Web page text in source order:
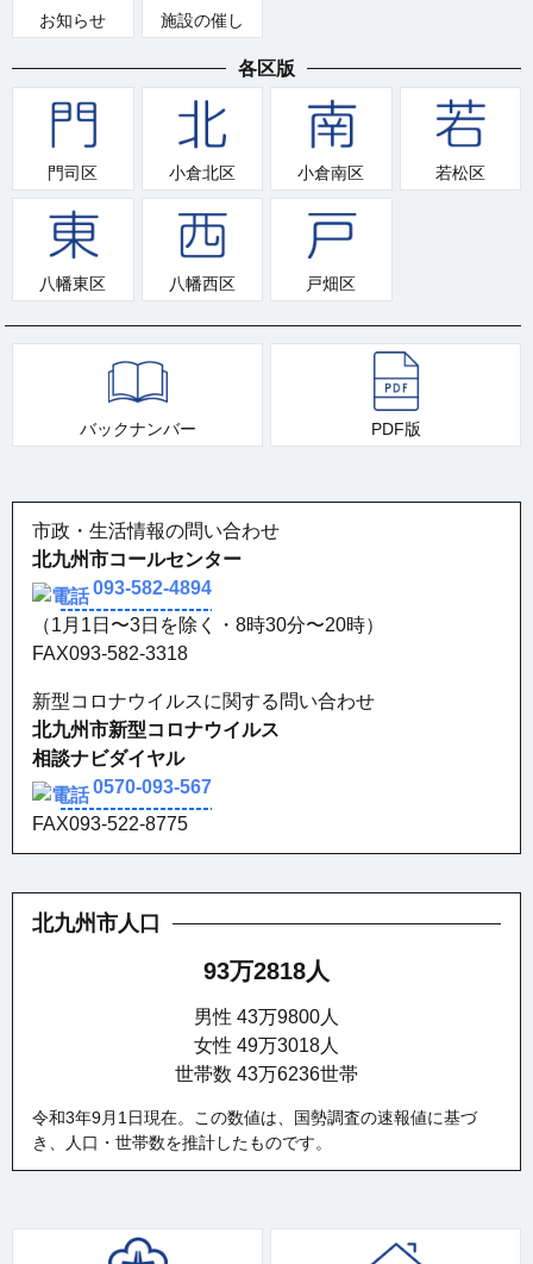
お知らせ 施設の催し
各区版
門司区 小倉北区 小倉南区 若松区
八幡東区 八幡西区 戸畑区
バックナンバー PDF版
市政・生活情報の問い合わせ
北九州市コールセンター
093-582-4894
（1月1日〜3日を除く・8時30分〜20時）
FAX093-582-3318
新型コロナウイルスに関する問い合わせ
北九州市新型コロナウイルス
相談ナビダイヤル
0570-093-567
FAX093-522-8775
北九州市人口
93万2818人
男性 43万9800人
女性 49万3018人
世帯数 43万6236世帯
令和3年9月1日現在。この数値は、国勢調査の速報値に基づ
き、人口・世帯数を推計したものです。